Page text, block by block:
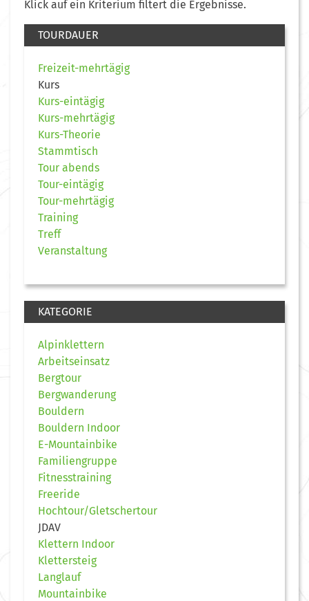
Klick auf ein Kriterium filtert die Ergebnisse.
TOURDAUER
Freizeit-mehrtägig
Kurs
Kurs-eintägig
Kurs-mehrtägig
Kurs-Theorie
Stammtisch
Tour abends
Tour-eintägig
Tour-mehrtägig
Training
Treff
Veranstaltung
KATEGORIE
Alpinklettern
Arbeitseinsatz
Bergtour
Bergwanderung
Bouldern
Bouldern Indoor
E-Mountainbike
Familiengruppe
Fitnesstraining
Freeride
Hochtour/Gletschertour
JDAV
Klettern Indoor
Klettersteig
Langlauf
Mountainbike